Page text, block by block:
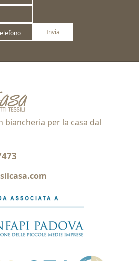
Invia
biancheria per la casa dal